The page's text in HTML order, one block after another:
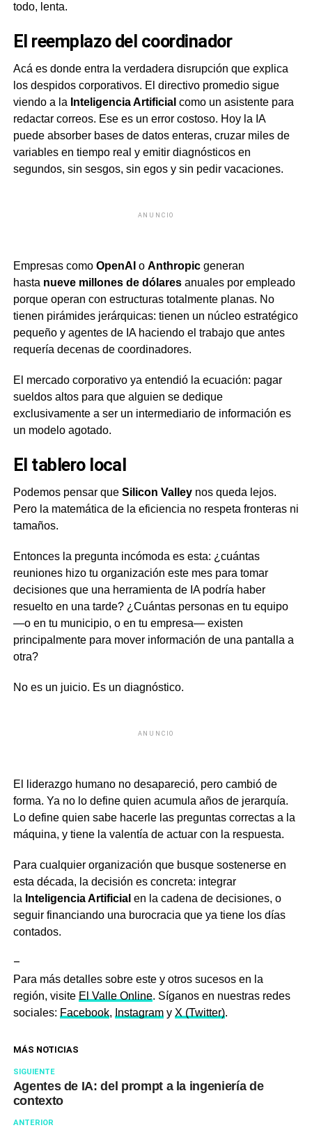
todo, lenta.
El reemplazo del coordinador
Acá es donde entra la verdadera disrupción que explica
los despidos corporativos. El directivo promedio sigue
viendo a la Inteligencia Artificial como un asistente para
redactar correos. Ese es un error costoso. Hoy la IA
puede absorber bases de datos enteras, cruzar miles de
variables en tiempo real y emitir diagnósticos en
segundos, sin sesgos, sin egos y sin pedir vacaciones.
ANUNCIO
Empresas como OpenAI o Anthropicgeneran
hasta nueve millones de dólaresanuales por empleado
porque operan con estructuras totalmente planas. No
tienen pirámides jerárquicas: tienen un núcleo estratégico
pequeño y agentes de IA haciendo el trabajo que antes
requería decenas de coordinadores.
El mercado corporativo ya entendió la ecuación: pagar
sueldos altos para que alguien se dedique
exclusivamente a ser un intermediario de información es
un modelo agotado.
El tablero local
Podemos pensar que Silicon Valleynos queda lejos.
Pero la matemática de la eficiencia no respeta fronteras ni
tamaños.
Entonces la pregunta incómoda es esta: ¿cuántas
reuniones hizo tu organización este mes para tomar
decisiones que una herramienta de IA podría haber
resuelto en una tarde? ¿Cuántas personas en tu equipo
—o en tu municipio, o en tu empresa— existen
principalmente para mover información de una pantalla a
otra?
No es un juicio. Es un diagnóstico.
ANUNCIO
El liderazgo humano no desapareció, pero cambió de
forma. Ya no lo define quien acumula años de jerarquía.
Lo define quien sabe hacerle las preguntas correctas a la
máquina, y tiene la valentía de actuar con la respuesta.
Para cualquier organización que busque sostenerse en
esta década, la decisión es concreta: integrar
la Inteligencia Artificial en la cadena de decisiones, o
seguir financiando una burocracia que ya tiene los días
contados.
–
Para más detalles sobre este y otros sucesos en la
región, visite El Valle Online. Síganos en nuestras redes
sociales: Facebook, Instagramy X (Twitter).
MÁS NOTICIAS
SIGUIENTE
Agentes de IA: del prompt a la ingeniería de
contexto
ANTERIOR